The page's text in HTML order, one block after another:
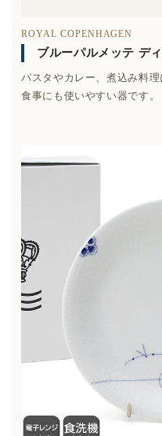
ROYAL COPENHAGEN
ブルーパルメッテ デ
パスタやカレー、煮込み料
食事にも使いやすい器です。